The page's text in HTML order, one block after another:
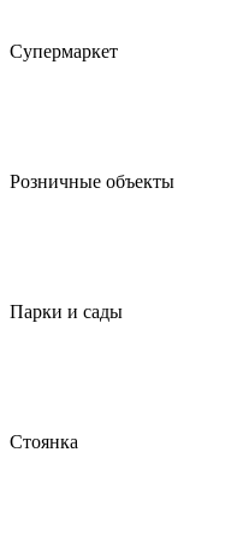
Супермаркет
Розничные объекты
Парки и сады
Стоянка